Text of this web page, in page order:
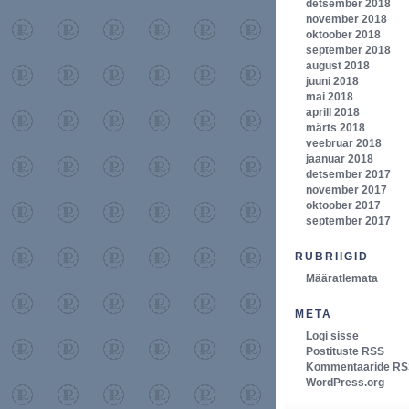
detsember 2018
november 2018
oktoober 2018
september 2018
august 2018
juuni 2018
mai 2018
aprill 2018
märts 2018
veebruar 2018
jaanuar 2018
detsember 2017
november 2017
oktoober 2017
september 2017
RUBRIIGID
Määratlemata
META
Logi sisse
Postituste RSS
Kommentaaride
WordPress.org